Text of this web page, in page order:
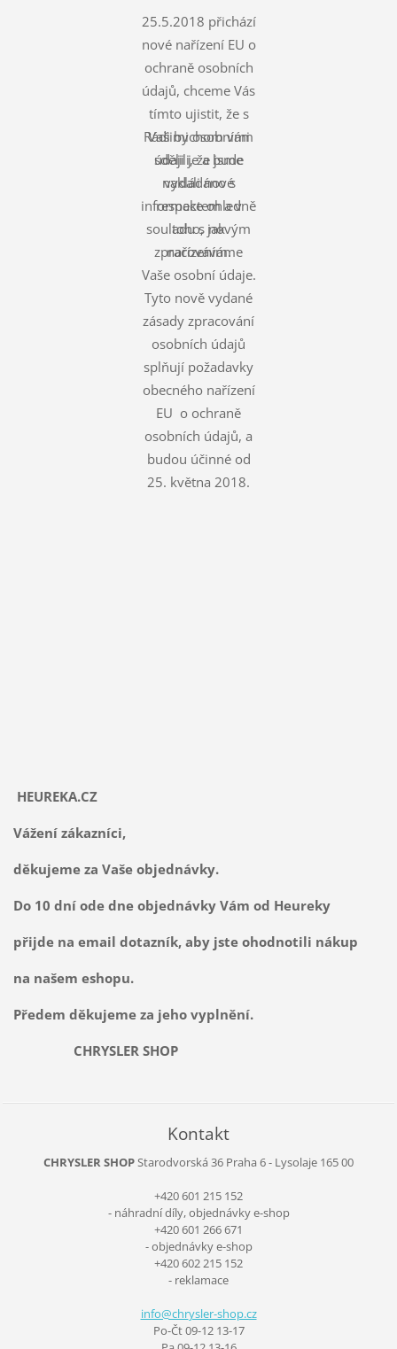
25.5.2018 přichází
nové nařízení EU o
ochraně osobních
údajů, chceme Vás
tímto ujistit, že s
Vašimi osobními
údaji je a bude
nakládáno s
respektem a v
souladu s novým
nařízením.
Rádi bychom vám
sdělili, že jsme
vydali nové
informace ohledně
toho, jak
zpracováváme
Vaše osobní údaje.
Tyto nově vydané
zásady zpracování
osobních údajů
splňují požadavky
obecného nařízení
EU o ochraně
osobních údajů, a
budou účinné od
25. května 2018.
HEUREKA.CZ
Vážení zákazníci,
děkujeme za Vaše objednávky.
Do 10 dní ode dne objednávky Vám od Heureky
přijde na email dotazník, aby jste ohodnotili nákup
na našem eshopu.
Předem děkujeme za jeho vyplnění.
CHRYSLER SHOP
Kontakt
CHRYSLER SHOPStarodvorská 36 Praha 6 - Lysolaje 165 00
+420 601 215 152
- náhradní díly, objednávky e-shop
+420 601 266 671
- objednávky e-shop
+420 602 215 152
- reklamace
info@chrysler-shop.cz
Po-Čt 09-12 13-17